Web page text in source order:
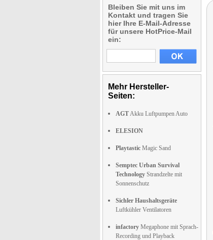
Bleiben Sie mit uns im
Kontakt und tragen Sie
hier Ihre E-Mail-Adresse
für unsere HotPrice-Mail
ein:
Mehr Hersteller-
Seiten:
AGTAkku Luftpumpen Auto
ELESION
Playtastic Magic Sand
Semptec Urban Survival
Technology Strandzelte mit
Sonnenschutz
Sichler Haushaltsgeräte
Luftkühler Ventilatoren
infactory Megaphone mit Sprach-
Recording und Playback